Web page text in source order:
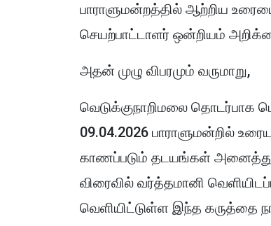
பாராளுமன்றத்தில் ஆற்றிய
செயற்பாட்டாளர் ஒன்றியம்
அதன் முழு விபரமும் வருமாறு,
வெடுக்குநாறிமலை
09.04.2026 பாராளுமன்றில்
காணப்படும் தடயங்கள்
விரைவில் வர்த்தமானி
வெளியிட்டுள்ள இந்த கருத்தை